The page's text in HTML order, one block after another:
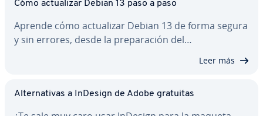
Cómo ac­tua­li­zar Debian 13 paso a paso
Aprende cómo ac­tua­li­zar Debian 13 de forma segura
y sin errores, desde la pre­pa­ra­ción del…
Leer más
Al­te­r­na­ti­vas a InDesign de Adobe gratuitas